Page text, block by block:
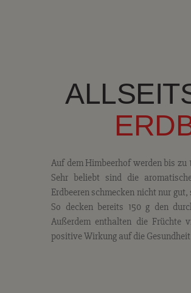
Auf dem Himbeerhof werden bis zu
Sehr beliebt sind die
Erdbeeren schmecken nicht nur
So decken bereits 150 g den
Außerdem enthalten die Früchte
positive Wirkung auf die